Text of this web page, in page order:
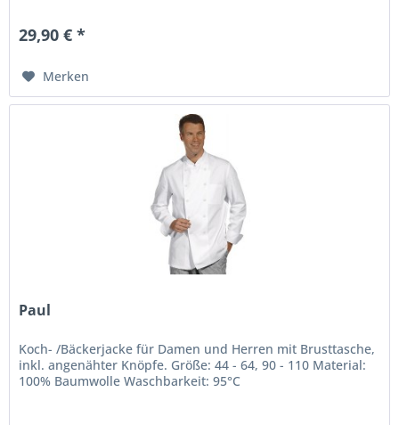
29,90 € *
Merken
Paul
Koch- /Bäckerjacke für Damen und Herren mit Brusttasche,
inkl. angenähter Knöpfe. Größe: 44 - 64, 90 - 110 Material:
100% Baumwolle Waschbarkeit: 95°C